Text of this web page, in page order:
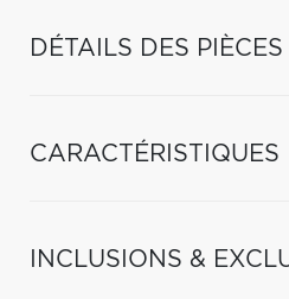
DÉTAILS DES PIÈCES
CARACTÉRISTIQUES
INCLUSIONS &